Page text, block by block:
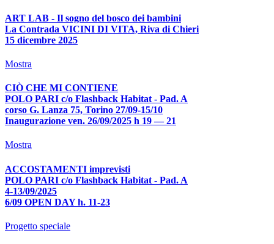
ART LAB - Il sogno del bosco dei bambini
La Contrada VICINI DI VITA, Riva di Chieri
15 dicembre 2025
Mostra
CIÒ CHE MI CONTIENE
POLO PARI c/o Flashback Habitat - Pad. A
corso G. Lanza 75, Torino 27/09-15/10
Inaugurazione ven. 26/09/2025 h 19 — 21
Mostra
ACCOSTAMENTI imprevisti
POLO PARI c/o Flashback Habitat - Pad. A
4-13/09/2025
6/09 OPEN DAY h. 11-23
Progetto speciale